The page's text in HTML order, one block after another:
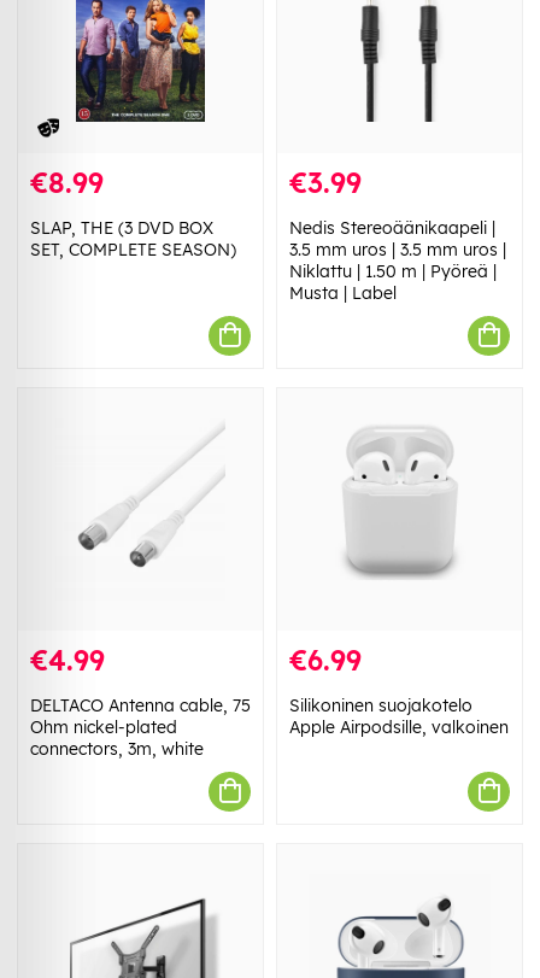
€8.99
SLAP, THE (3 DVD BOX
SET, COMPLETE SEASON)
€3.99
Nedis Stereoäänikaapeli |
3.5 mm uros | 3.5 mm uros |
Niklattu | 1.50 m | Pyöreä |
Musta | Label
€4.99
DELTACO Antenna cable, 75
Ohm nickel-plated
connectors, 3m, white
€6.99
Silikoninen suojakotelo
Apple Airpodsille, valkoinen